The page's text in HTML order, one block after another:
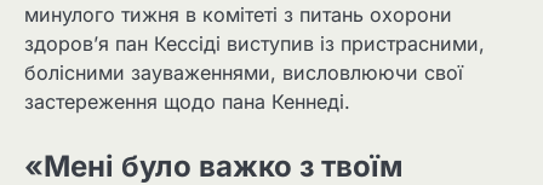
минулого тижня в комітеті з питань охорони
здоров’я пан Кессіді виступив із пристрасними,
болісними зауваженнями, висловлюючи свої
застереження щодо пана Кеннеді.
«Мені було важко з твоїм